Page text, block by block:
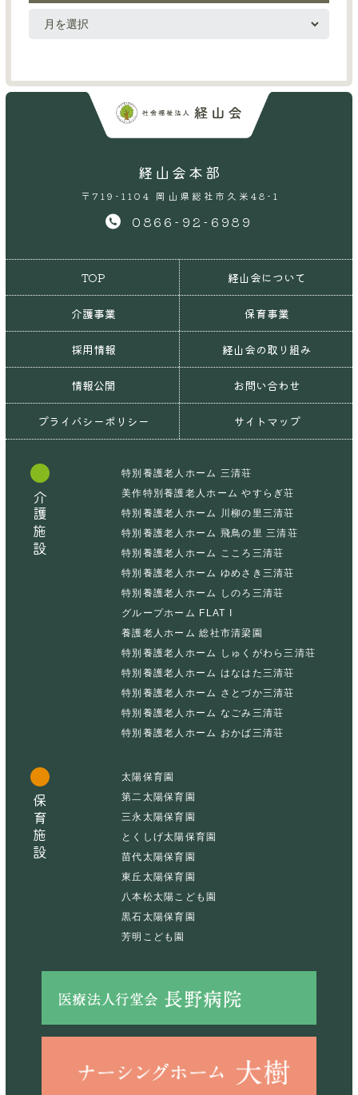
経山会本部
〒719-1104 岡山県総社市久米48-1
0866-92-6989
TOP 経山会について
介護事業 保育事業
採用情報 経山会の取り組み
情報公開 お問い合わせ
プライバシーポリシー サイトマップ
介護施設
特別養護老人ホーム 三清荘
美作特別養護老人ホーム やすらぎ荘
特別養護老人ホーム 川柳の里三清荘
特別養護老人ホーム 飛鳥の里 三清荘
特別養護老人ホーム こころ三清荘
特別養護老人ホーム ゆめさき三清荘
特別養護老人ホーム しのろ三清荘
グループホーム FLAT I
養護老人ホーム 総社市清梁園
特別養護老人ホーム しゅくがわら三清荘
特別養護老人ホーム はなはた三清荘
特別養護老人ホーム さとづか三清荘
特別養護老人ホーム なごみ三清荘
特別養護老人ホーム おかば三清荘
保育施設
太陽保育園
第二太陽保育園
三永太陽保育園
とくしげ太陽保育園
苗代太陽保育園
東丘太陽保育園
八本松太陽こども園
黒石太陽保育園
芳明こども園